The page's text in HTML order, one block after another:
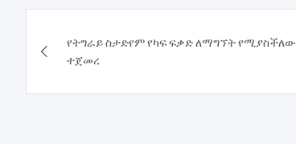
navigation
የትግራይ ስታድየም የካፍ ፍቃድ ለማግኘት
ተጀመረ